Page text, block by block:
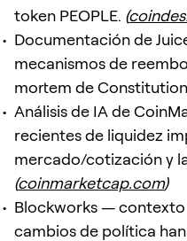
token PEOPLE. (
Documentación de
mecanismos de
mortem de
Análisis de IA de
recientes de liquidez
mercado/cotización y
(coinmarketcap.com)
Blockworks —
cambios de política